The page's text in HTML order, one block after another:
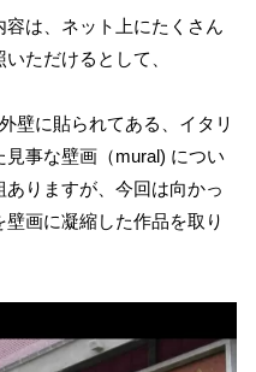
は、ネット上にたくさん
ただけるとして、
壁に貼られてある、イタリ
事な壁画（mural) につい
りますが、今回は向かっ
画に凝縮した作品を取り